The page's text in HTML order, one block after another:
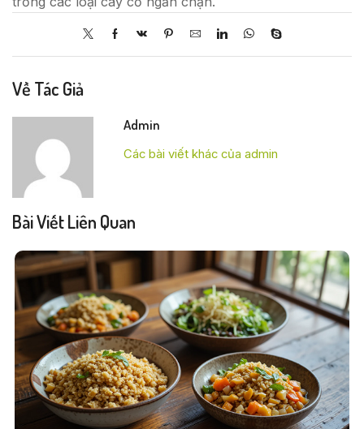
Về Tác Giả
Admin
Các bài viết khác của admin
Bài Viết Liên Quan